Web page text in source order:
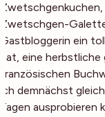
Zwetschgen-
Gastbloggerin ein
hat, eine
französischen
ich demnächst
Tagen ausprobieren